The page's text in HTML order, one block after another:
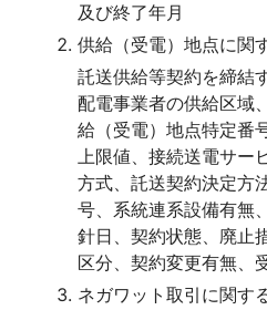
及び終了年月
供給（受電）地点に関
託送供給等契約を締結
配電事業者の供給区域
給（受電）地点特定番
上限値、接続送電サー
方式、託送契約決定方
号、系統連系設備有無
針日、契約状態、廃止
区分、契約変更有無、
ネガワット取引に関す